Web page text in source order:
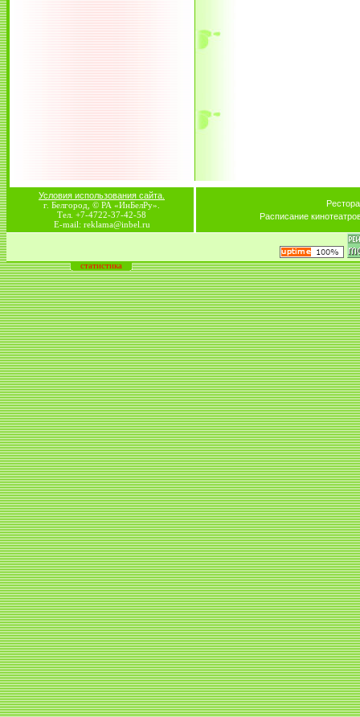
Условия использования сайта.
г. Белгород, © РА «ИнБелРу».
Тел. +7-4722-37-42-58
E-mail: reklama@inbel.ru
Расписание
статистика